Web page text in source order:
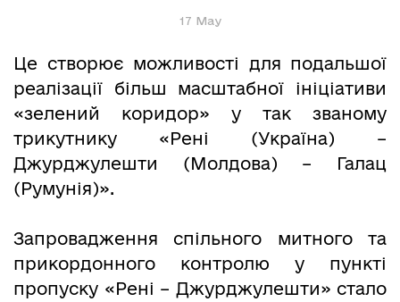
17 May
Це створює можливості для подальшої
реалізації більш масштабної ініціативи
«зелений коридор» у так званому
трикутнику «Рені (Україна) –
Джурджулешти (Молдова) – Галац
(Румунія)».
Запровадження спільного митного та
прикордонного контролю у пункті
пропуску «Рені – Джурджулешти» стало